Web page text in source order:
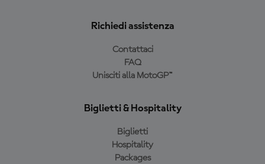
Richiedi assistenza
Contattaci
FAQ
Unisciti alla MotoGP™
Biglietti & Hospitality
Biglietti
Hospitality
Packages